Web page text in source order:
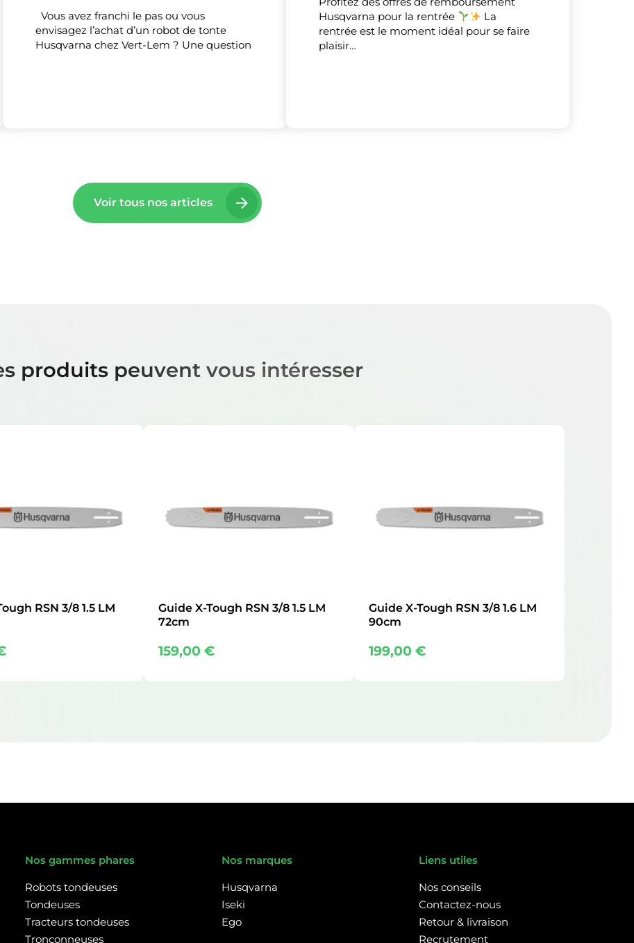
Tout accepter Tout refuser Personnaliser
Vous avez franchi le pas ou vous
envisagez l’achat d’un robot de tonte
Husqvarna chez Vert-Lem ? Une question
Husqvarna pour la rentrée
La
rentrée est le moment idéal pour se faire
plaisir…
Voir tous nos articles
produits peuvent vous intéresser
RSN 3/8 1.5 LM
Guide X-Tough RSN 3/8 1.5 LM
72cm
159,00€
Guide X-Tough RSN 3/8 1.6 LM
90cm
199,00€
Nos gammes phares
Robots tondeuses
Tondeuses
Tracteurs tondeuses
Tronçonneuses
Nos marques
Husqvarna
Iseki
Ego
Liens utiles
Nos conseils
Contactez-nous
Retour & livraison
Recrutement